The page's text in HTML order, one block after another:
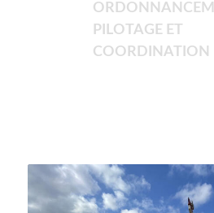
PILOTAGE ET
COORDINATION